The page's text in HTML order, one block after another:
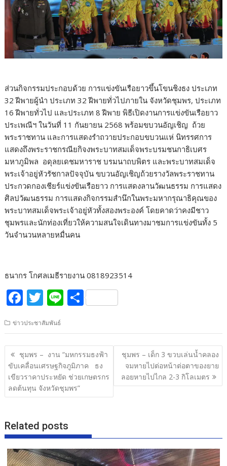
ส่วนกิจกรรมประกอบด้วย การแข่งขันเรือยาวขึ้นโขนชิงธง ประเภท
32 ฝีพายผู้นำ ประเภท 32 ฝีพายทั่วไปภายใน จังหวัดชุมพร, ประเภท
16 ฝีพายทั่วไป และประเภท 8 ฝีพาย พิธีเปิดงานการแข่งขันเรือยาว
ประเพณีฯ ในวันที่ 11 กันยายน 2568 พร้อมขบวนอัญเชิญ ถ้วย
พระราชทาน และการแสดงรำถวายประกอบขบวนแห่ นิทรรศการ
แสดงถึงพระราชกรณียกิจงพระบาทสมเด็จพระบรมชนกาธิเบศร
มหาภูมิพล อดุลยเดชมหาราช บรมนาถบพิตร และพระบาทสมเด็จ
พระเจ้าอยู่หัวรัชกาลปัจจุบัน ขบวนอัญเชิญถ้วยรางวัลพระราชทาน
ประกวดกองเชียร์แข่งขันเรือยาว การแสดงลานวัฒนธรรม การแสดง
ศิลปวัฒนธรรม การแสดงกิจกรรมสำนึกในพระมหากรุณาธิคุณของ
พระบาทสมเด็จพระเจ้าอยู่หัวทั้งสองพระองค์ โดยคาดว่าคงมีชาว
ชุมพรและนักท่องเที่ยวให้ความสนใจเดินทางมาชมการแข่งขันทั้ง 5
วันจำนวนหลายหมื่นคน
ธนากร โกศลเมธีรายงาน 0818923514
F
e
b
o
o
k
T
itt
er
Li
e
S
ar
e
ข่าวประชาสัมพันธ์
แนะแนว
เรื่อง
ชุมพร – งาน “มหกรรมธงฟ้า
ขับเคลื่อนเศรษฐกิจภูมิภาค ธง
เขียวราคาประหยัด ช่วยเกษตรกร
ลดต้นทุน จังหวัดชุมพร”
ชุมพร – เด็ก 3 ขวบเล่นน้ำคลอง
จมหายไปต่อหน้าต่อตาของยาย
ลอยหายไปไกล 2-3 กิโลเมตร
Related posts